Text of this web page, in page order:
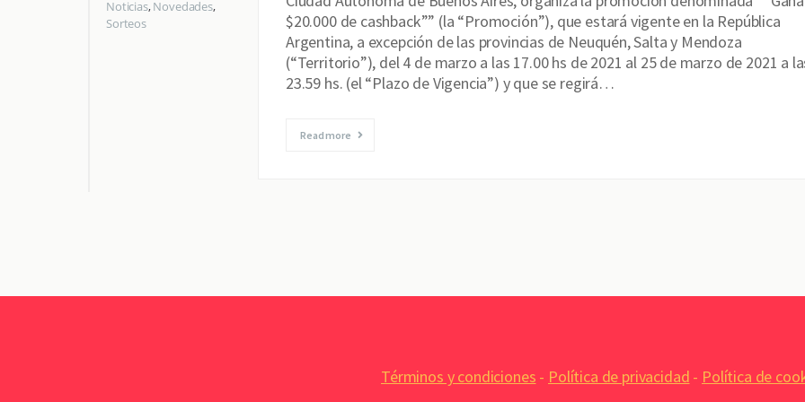
$20.000 de cashback”” (la “Promoción”), que estará vigente en la República
Argentina, a excepción de las provincias de Neuquén, Salta y Mendoza
(“Territorio”), del 4 de marzo a las 17.00 hs de 2021 al 25 de marzo de 2021 a
23.59 hs. (el “Plazo de Vigencia”) y que se regirá…
Read more
Noticias,Novedades,
Sorteos
Términos y condiciones - Política de privacidad - Política de